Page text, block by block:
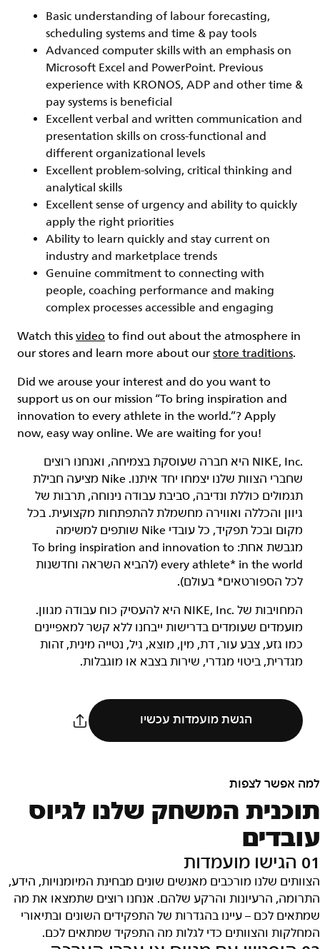
Basic understanding of labour forecasting,
scheduling systems and time & pay tools
Advanced computer skills with an emphasis on
Microsoft Excel and PowerPoint. Previous
experience with KRONOS, ADP and other time &
pay systems is beneficial
Excellent verbal and written communication and
presentation skills on cross-functional and
different organizational levels
Excellent problem-solving, critical thinking and
analytical skills
Excellent sense of urgency and ability to quickly
apply the right priorities
Ability to learn quickly and stay current on
industry and marketplace trends
Genuine commitment to connecting with
people, coaching performance and making
complex processes accessible and engaging
Watch this video to find out about the atmosphere in
our stores and learn more about our store traditions.
Did we arouse your interest and do you want to
support us on our mission “To bring inspiration and
innovation to every athlete in the world.”? Apply
now, easy way online. We are waiting for you!
‏NIKE, Inc.‎ היא חברה שעוסקת בצמיחה, ואנחנו רוצים
שחברי הצוות שלנו יצמחו יחד איתנו. Nike מציעה חבילת
תגמולים כוללת ונדיבה, סביבת עבודה נינוחה, תרבות של
גיוון והכללה ואווירה מחשמלת להתפתחות מקצועית. בכל
מקום ובכל תפקיד, כל עובדי Nike שותפים למשימה
מגבשת אחת: To bring inspiration and innovation to
every athlete* in the world (להביא השראה וחדשנות
לכל הספורטאים* בעולם).
המחויבות של NIKE, Inc.‎ היא להעסיק כוח עבודה מגוון.
מועמדים שעומדים בדרישות ייבחנו ללא קשר למאפיינים
כמו גזע, צבע עור, דת, מין, מוצא, גיל, נטייה מינית, זהות
מגדרית, ביטוי מגדרי, שירות בצבא או מוגבלות.
הגשת מועמדות עכשיו
למה אפשר לצפות
תוכנית המשחק שלנו לגיוס
עובדים
01 הגישו מועמדות
הצוותים שלנו מורכבים מאנשים שונים מבחינת המיומנויות, הידע,
התרומה, הרעיונות והרקע שלהם. אנחנו רוצים שתמצאו את מה
שמתאים לכם – עיינו בהגדרות של התפקידים השונים ובתיאורי
המחלקות והצוותים כדי לגלות מה התפקיד שמתאים לכם.